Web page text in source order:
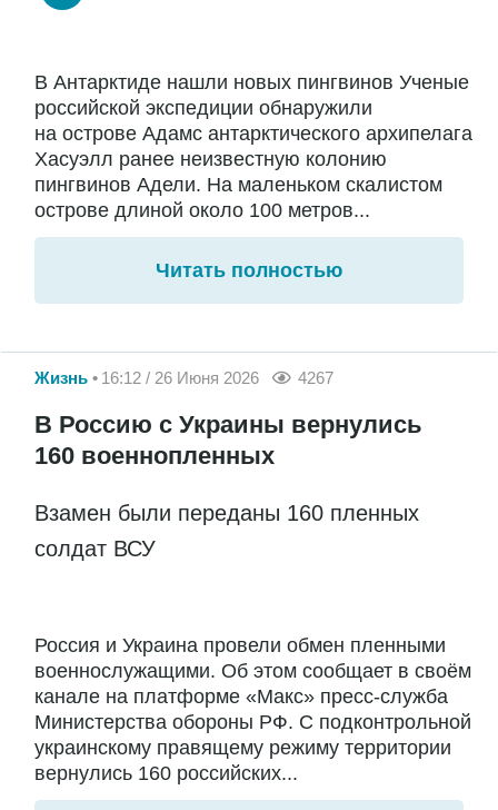
В Антарктиде нашли новых пингвинов Ученые
российской экспедиции обнаружили
на острове Адамс антарктического архипелага
Хасуэлл ранее неизвестную колонию
пингвинов Адели. На маленьком скалистом
острове длиной около 100 метров...
Читать полностью
Жизнь 16:12 / 26 Июня 2026 4267
В Россию с Украины вернулись
160 военнопленных
Взамен были переданы 160 пленных
солдат ВСУ
Россия и Украина провели обмен пленными
военнослужащими. Об этом сообщает в своём
канале на платформе «Макс» пресс-служба
Министерства обороны РФ. С подконтрольной
украинскому правящему режиму территории
вернулись 160 российских...